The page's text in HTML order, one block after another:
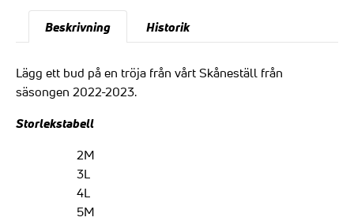
Beskrivning Historik
Lägg ett bud på en tröja från vårt Skåneställ från
säsongen 2022-2023.
Storlekstabell
2M
3L
4L
5M